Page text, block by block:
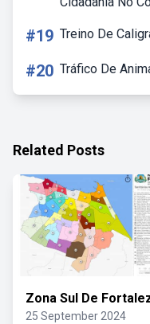
#19 Treino De
#20 Tráfico De
Related Posts
Zona Sul De
25 September 2024